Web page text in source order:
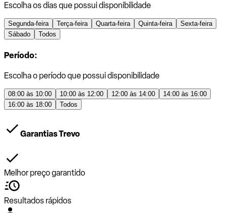
Escolha os dias que possui disponibilidade
Segunda-feira Terça-feira Quarta-feira Quinta-feira
Sexta-feira
Sábado
Todos
Período:
Escolha o período que possui disponibilidade
08:00 às 10:00 10:00 às 12:00 12:00 às 14:00
14:00 às 16:00
16:00 às 18:00
Todos
Garantias Trevo
Melhor preço garantido
Resultados rápidos